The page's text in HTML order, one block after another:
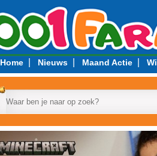
Home| Nieuws| Maand Actie|